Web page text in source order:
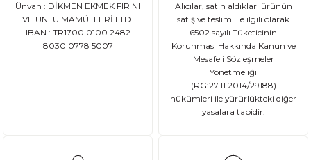
Ünvan : DİKMEN EKMEK FIRINI
VE UNLU MAMÜLLERİ LTD.
IBAN : TR1700 0100 2482
8030 0778 5007
Alıcılar, satın aldıkları ürünün
satış ve teslimi ile ilgili olarak
6502 sayılı Tüketicinin
Korunması Hakkında Kanun ve
Mesafeli Sözleşmeler
Yönetmeliği
(RG:27.11.2014/29188)
hükümleri ile yürürlükteki diğer
yasalara tabidir.